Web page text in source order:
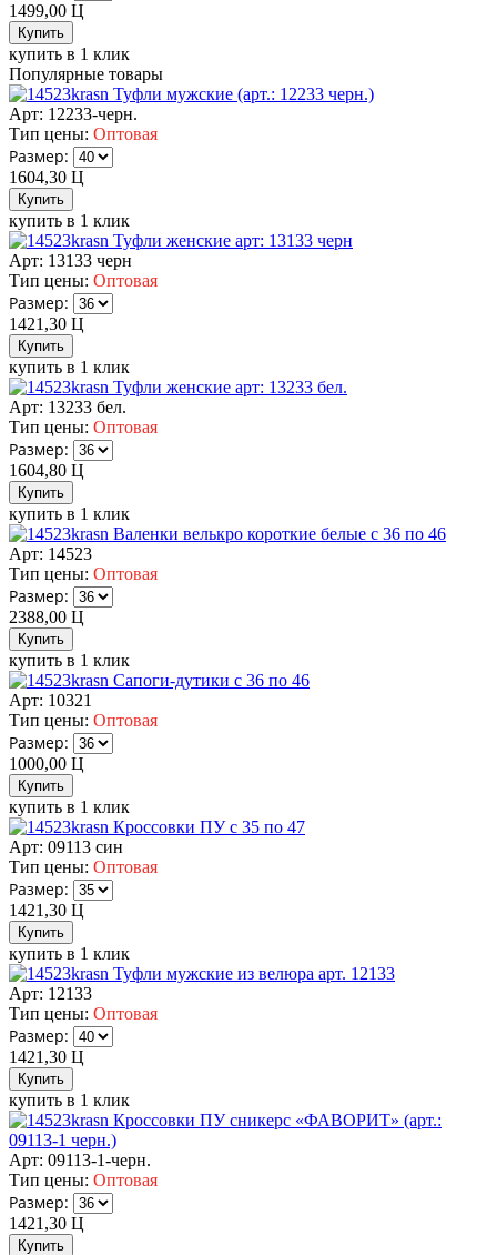
1499,00 Ц
купить в 1 клик
Популярные товары
Туфли мужские (арт.: 12233 черн.)
Арт: 12233-черн.
Тип цены: Оптовая
Размер:
1604,30 Ц
купить в 1 клик
Туфли женские арт: 13133 черн
Арт: 13133 черн
Тип цены: Оптовая
Размер:
1421,30 Ц
купить в 1 клик
Туфли женские арт: 13233 бел.
Арт: 13233 бел.
Тип цены: Оптовая
Размер:
1604,80 Ц
купить в 1 клик
Валенки велькро короткие белые с 36 по 46
Арт: 14523
Тип цены: Оптовая
Размер:
2388,00 Ц
купить в 1 клик
Сапоги-дутики с 36 по 46
Арт: 10321
Тип цены: Оптовая
Размер:
1000,00 Ц
купить в 1 клик
Кроссовки ПУ с 35 по 47
Арт: 09113 син
Тип цены: Оптовая
Размер:
1421,30 Ц
купить в 1 клик
Туфли мужские из велюра арт. 12133
Арт: 12133
Тип цены: Оптовая
Размер:
1421,30 Ц
купить в 1 клик
Кроссовки ПУ сникерс «ФАВОРИТ» (арт.:
09113-1 черн.)
Арт: 09113-1-черн.
Тип цены: Оптовая
Размер:
1421,30 Ц